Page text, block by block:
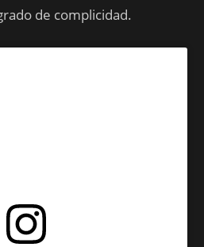
de complicidad.